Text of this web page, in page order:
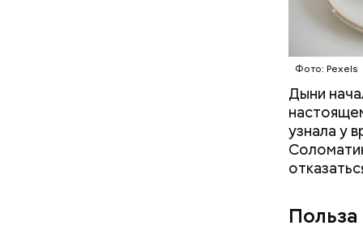
Фото: Pexels
Дыни
узнала у
— Если